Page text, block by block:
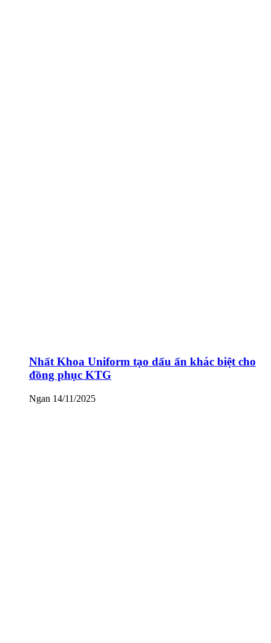
Nhất Khoa Uniform tạo dấu ấn khác biệt cho
đồng phục KTG
Ngan 14/11/2025